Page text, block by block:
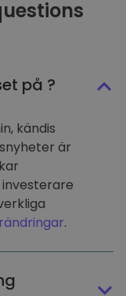
på ?
kändis
är
investerare
.